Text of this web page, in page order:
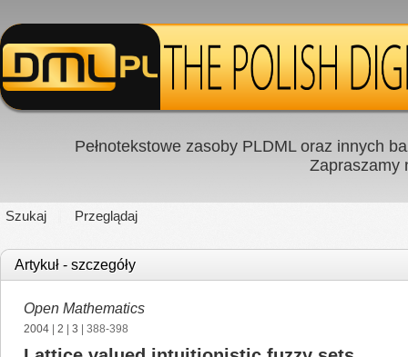
Pełnotekstowe zasoby PLDML oraz innych
Zapraszamy
Szukaj Przeglądaj
Artykuł - szczegóły
Open Mathematics
2004 2 3 | 388-398